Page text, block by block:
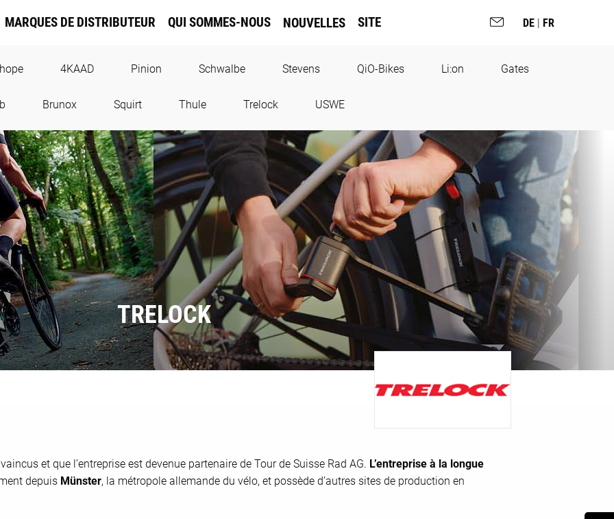
MARQUES DE DISTRIBUTEUR QUI SOMMES-NOUS NOUVELLES SITE DE | FR
hope 4KAAD Pinion Schwalbe Stevens QiO-Bikes Li:on Gates
Brunox Squirt Thule Trelock USWE
TRELOCK
et que l’entreprise est devenue partenaire de Tour de Suisse Rad AG. L’entreprise à la longue
depuis Münster, la métropole allemande du vélo, et possède d’autres sites de production en